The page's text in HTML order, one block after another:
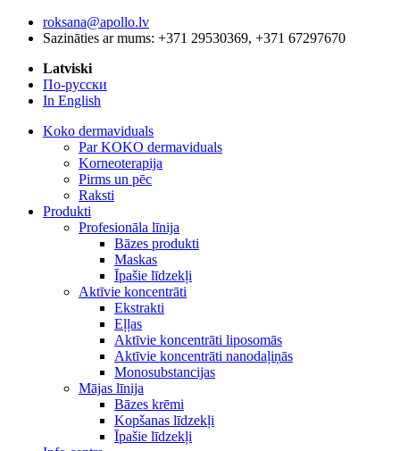
roksana@apollo.lv
Sazināties ar mums: +371 29530369, +371 67297670
Latviski
По-русски
In English
Koko dermaviduals
Par KOKO dermaviduals
Korneoterapija
Pirms un pēc
Raksti
Produkti
Profesionāla līnija
Bāzes produkti
Maskas
Īpašie līdzekļi
Aktīvie koncentrāti
Ekstrakti
Eļļas
Aktīvie koncentrāti liposomās
Aktīvie koncentrāti nanodaļiņās
Monosubstancijas
Mājas līnija
Bāzes krēmi
Kopšanas līdzekļi
Īpašie līdzekļi